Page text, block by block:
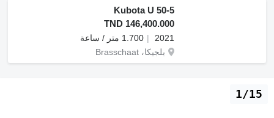
Kubota U 50-5
TND 146,400.000
2021
1.700 متر / ساعة
بلجيكا، Brasschaat
1/15